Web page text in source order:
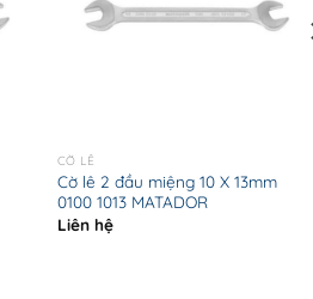
CỜ LÊ
Cờ lê 2 đầu miệng 10 X 13mm
0100 1013 MATADOR
Liên hệ